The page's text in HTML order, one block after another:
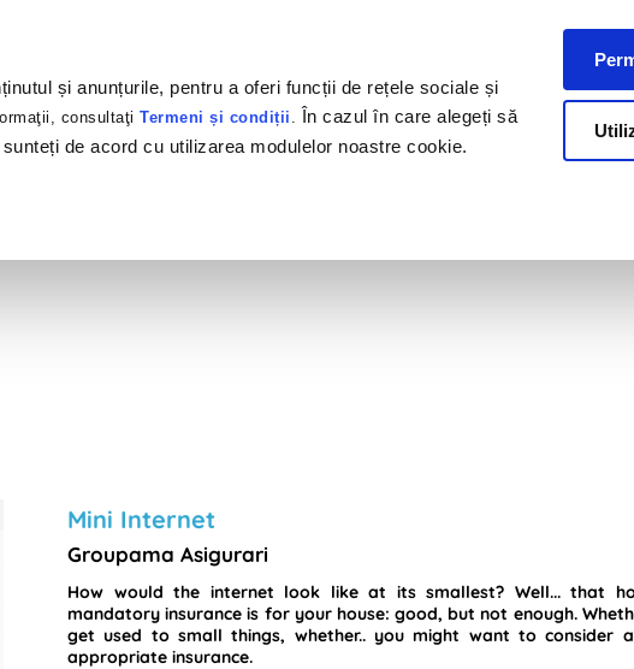
și anunțurile, pentru a oferi funcții de rețele sociale și
consultaţiTermeni și condiții . În cazul în care alegeți să
de acord cu utilizarea modulelor noastre cookie.
Mini Internet
Groupama Asigurari
How would the internet look like at its smallest? Well... that
mandatory insurance is for your house: good, but not enough.
get used to small things, whether.. you might want to consider
appropriate insurance.